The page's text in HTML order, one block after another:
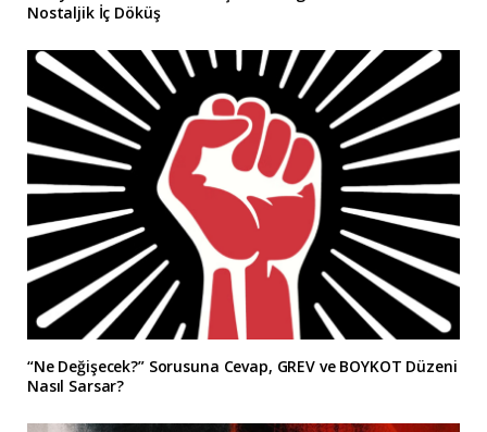
Nostaljik İç Döküş
“Ne Değişecek?” Sorusuna Cevap, GREV ve BOYKOT Düzeni
Nasıl Sarsar?